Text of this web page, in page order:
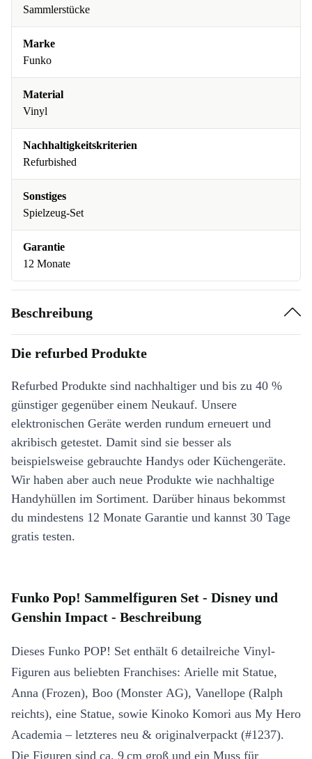
Sammlerstücke
Marke
Funko
Material
Vinyl
Nachhaltigkeitskriterien
Refurbished
Sonstiges
Spielzeug-Set
Garantie
12 Monate
Beschreibung
Die refurbed Produkte
Refurbed Produkte sind nachhaltiger und bis zu 40 %
günstiger gegenüber einem Neukauf. Unsere
elektronischen Geräte werden rundum erneuert und
akribisch getestet. Damit sind sie besser als
beispielsweise gebrauchte Handys oder Küchengeräte.
Wir haben aber auch neue Produkte wie nachhaltige
Handyhüllen im Sortiment. Darüber hinaus bekommst
du mindestens 12 Monate Garantie und kannst 30 Tage
gratis testen.
Funko Pop! Sammelfiguren Set - Disney und
Genshin Impact - Beschreibung
Dieses Funko POP! Set enthält 6 detailreiche Vinyl-
Figuren aus beliebten Franchises: Arielle mit Statue,
Anna (Frozen), Boo (Monster AG), Vanellope (Ralph
reichts), eine Statue, sowie Kinoko Komori aus My Hero
Academia – letzteres neu & originalverpackt (#1237).
Die Figuren sind ca. 9 cm groß und ein Muss für